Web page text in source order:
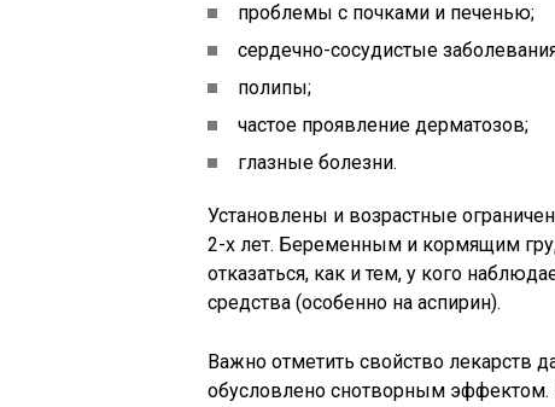
проблемы с почками и печенью;
сердечно-сосудистые
полипы;
частое проявление дерматозов;
глазные болезни.
Установлены и возрастные
2-х лет. Беременным и кормящим
отказаться, как и тем, у кого
средства (особенно на аспирин).
Важно отметить свойство лекарств
обусловлено снотворным